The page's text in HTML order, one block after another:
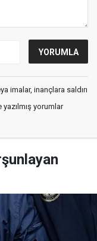
imalar, inançlara saldırı
yorumlar